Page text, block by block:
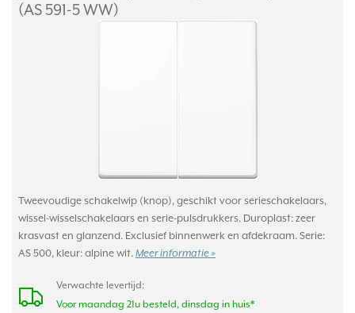
(AS 591-5 WW)
Tweevoudige schakelwip (knop), geschikt voor serieschakelaars,
wissel-wisselschakelaars en serie-pulsdrukkers. Duroplast: zeer
krasvast en glanzend. Exclusief binnenwerk en afdekraam. Serie:
AS 500, kleur: alpine wit. Meer informatie »
Verwachte levertijd:
Voor maandag 21u besteld, dinsdag in huis*